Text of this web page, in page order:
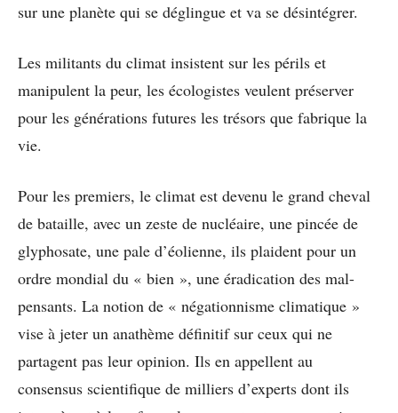
sur une planète qui se déglingue et va se désintégrer.
Les militants du climat insistent sur les périls et
manipulent la peur, les écologistes veulent préserver
pour les générations futures les trésors que fabrique la
vie.
Pour les premiers, le climat est devenu le grand cheval
de bataille, avec un zeste de nucléaire, une pincée de
glyphosate, une pale d’éolienne, ils plaident pour un
ordre mondial du « bien », une éradication des mal-
pensants. La notion de « négationnisme climatique »
vise à jeter un anathème définitif sur ceux qui ne
partagent pas leur opinion. Ils en appellent au
consensus scientifique de milliers d’experts dont ils